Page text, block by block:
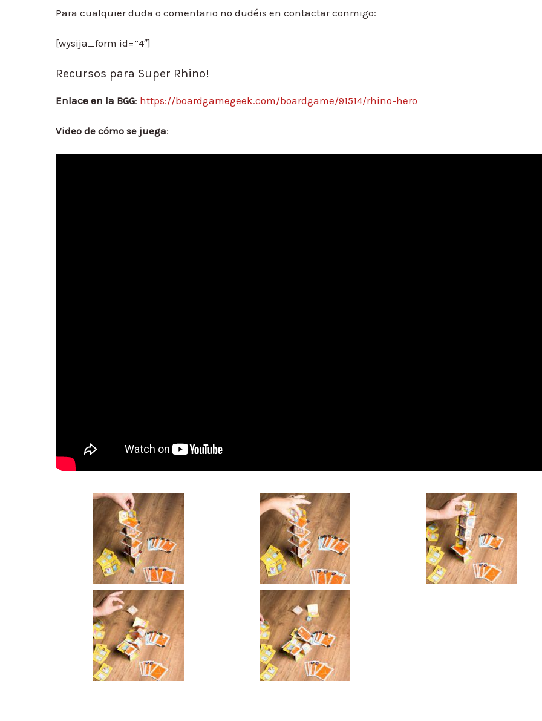
Para cualquier duda o comentario no dudéis en contactar conmigo:
[wysija_form id=”4″]
Recursos para Super Rhino!
Enlace en la BGG: https://boardgamegeek.com/boardgame/91514/rhino-hero
Video de cómo se juega: